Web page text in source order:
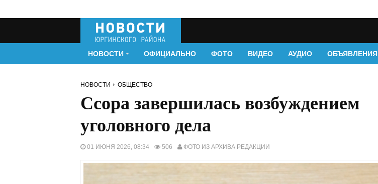
НОВОСТИ ОФИЦИАЛЬНО ФОТО ВИДЕО АУДИО ОБЪЯВЛЕНИЯ
НОВОСТИ ОБЩЕСТВО
Ссора завершилась возбуждением
уголовного дела
01 ИЮНЯ 2026, 08:34 506 ФОТО ИЗ АРХИВА РЕДАКЦИИ